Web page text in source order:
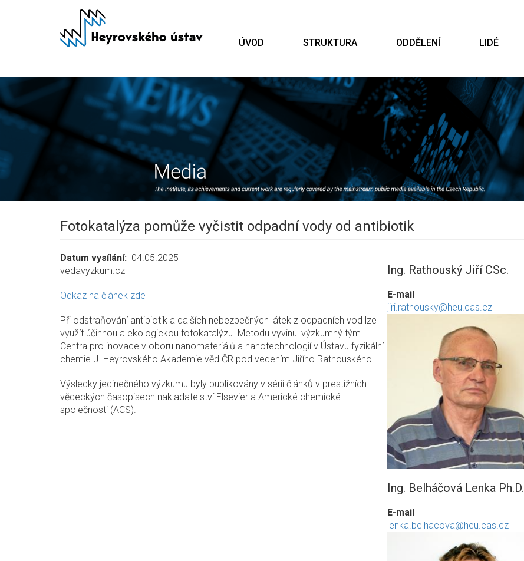
ÚVOD STRUKTURA ODDĚLENÍ LIDÉ
Fotokatalýza pomůže vyčistit odpadní vody od antibiotik
Datum vysílání
04.05.2025
vedavyzkum.cz
Odkaz na článek zde
Při odstraňování antibiotik a dalších nebezpečných látek z odpadních vod lze
využít účinnou a ekologickou fotokatalýzu. Metodu vyvinul výzkumný tým
Centra pro inovace v oboru nanomateriálů a nanotechnologií v Ústavu fyzikální
chemie J. Heyrovského Akademie věd ČR pod vedením Jiřího Rathouského.
Výsledky jedinečného výzkumu byly publikovány v sérii článků v prestižních
vědeckých časopisech nakladatelství Elsevier a Americké chemické
společnosti (ACS).
Ing. Rathouský Jiří CSc.
E-mail
jiri.rathousky@heu.cas.cz
Ing. Belháčová Lenka Ph.D.
E-mail
lenka.belhacova@heu.cas.cz